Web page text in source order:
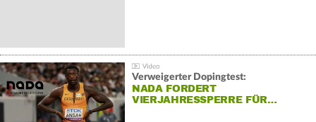
Verweigerter Dopingtest:
NADA FORDERT
VIERJAHRESSPERRE FÜR…